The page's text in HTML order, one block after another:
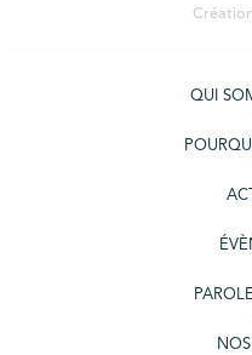
QUI